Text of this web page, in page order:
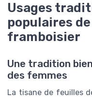
Usages
populaires
framboisier
Une tradition
des femmes
La tisane de feuilles